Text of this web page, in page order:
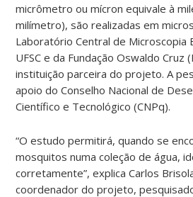
micrômetro ou mícron equivale à
milímetro), são realizadas em
Laboratório Central de Microscopia
UFSC e da Fundação Oswaldo Cruz
instituição parceira do projeto. A
apoio do Conselho Nacional de
Científico e Tecnológico (CNPq).
“O estudo permitirá, quando se
mosquitos numa coleção de água,
corretamente”, explica Carlos
coordenador do projeto,